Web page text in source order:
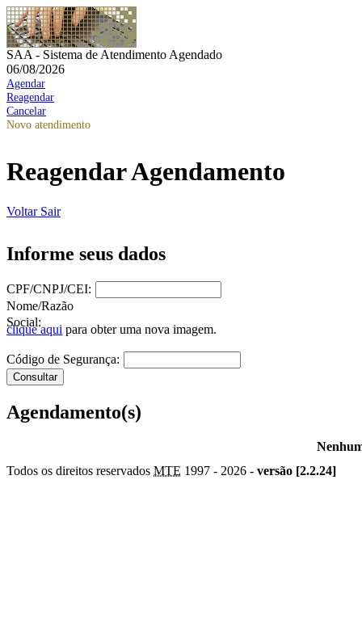
SAA - Sistema de Atendimento Agendado
06/08/2026
Agendar
Reagendar
Cancelar
Novo atendimento
Reagendar Agendamento
Voltar Sair
Informe seus dados
CPF/CNPJ/CEI:
Nome/Razão
Social:
clique aqui para obter uma nova imagem.
Código de Segurança:
Agendamento(s)
Todos os direitos reservados MTE 1997 - 2026 - versão [2.2.24]